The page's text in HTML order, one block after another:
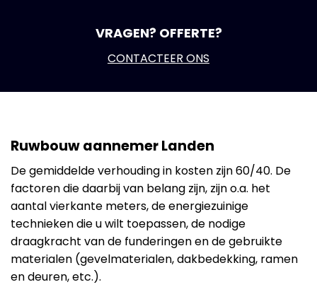
VRAGEN? OFFERTE?
CONTACTEER ONS
Ruwbouw aannemer Landen
De gemiddelde verhouding in kosten zijn 60/40. De
factoren die daarbij van belang zijn, zijn o.a. het
aantal vierkante meters, de energiezuinige
technieken die u wilt toepassen, de nodige
draagkracht van de funderingen en de gebruikte
materialen (gevelmaterialen, dakbedekking, ramen
en deuren, etc.).